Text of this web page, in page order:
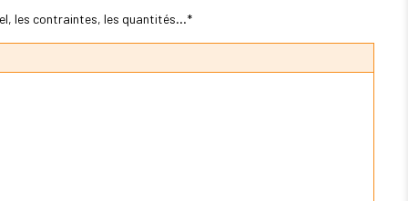
les contraintes, les quantités...*